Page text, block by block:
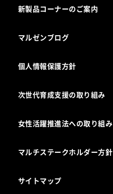
新製品コーナーのご案内
マルゼンブログ
個人情報保護方針
次世代育成支援の取り組み
女性活躍推進法への取り組み
マルチステークホルダー方針
サイトマップ